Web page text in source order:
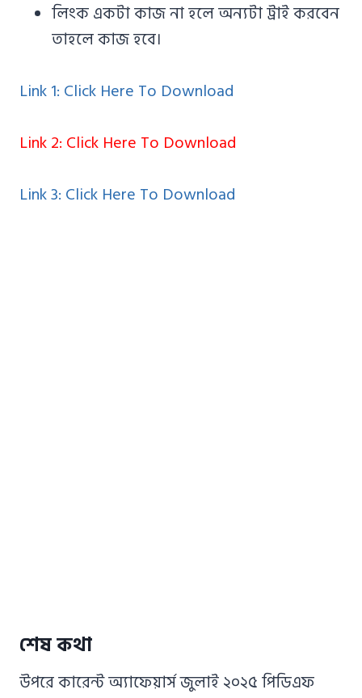
লিংক একটা কাজ না হলে অন্যটা ট্রাই করবেন
তাহলে কাজ হবে।
Link 1: Click Here To Download
Link 2: Click Here To Download
Link 3: Click Here To Download
শেষ কথা
উপরে কারেন্ট অ্যাফেয়ার্স জুলাই ২০২৫ পিডিএফ